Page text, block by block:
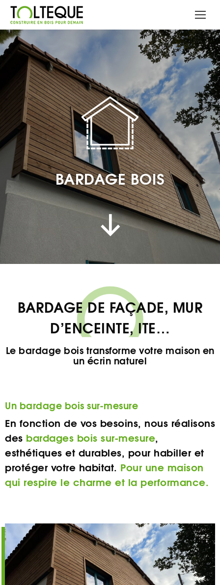
BARDAGE BOIS
BARDAGE DE FAÇADE, MUR
D’ENCEINTE, ITE…
Le bardage bois transforme votre maison en
un écrin naturel
Un bardage bois sur-mesure
En fonction de vos besoins, nous réalisons
des bardages bois sur-mesure,
esthétiques et durables, pour habiller et
protéger votre habitat. Pour une maison
qui respire le charme et la performance.